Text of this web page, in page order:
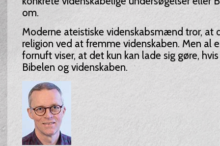
om.
Moderne ateistiske videnskabsmænd tror, at
religion ved at fremme videnskaben. Men al
fornuft viser, at det kun kan lade sig gøre,
Bibelen og videnskaben.